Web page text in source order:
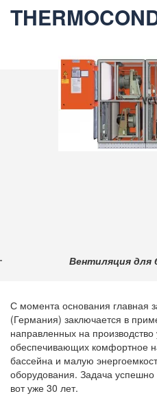
Вентиляция для
С момента основания главная
(Германия) заключается в
направленных на производство
обеспечивающих комфортное
бассейна и малую
оборудования. Задача
вот уже 30 лет.